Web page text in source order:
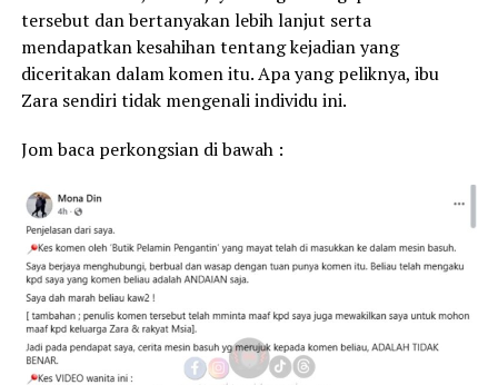
tersebut dan bertanyakan lebih lanjut serta
mendapatkan kesahihan tentang kejadian yang
diceritakan dalam komen itu. Apa yang peliknya, ibu
Zara sendiri tidak mengenali individu ini.
Jom baca perkongsian di bawah :